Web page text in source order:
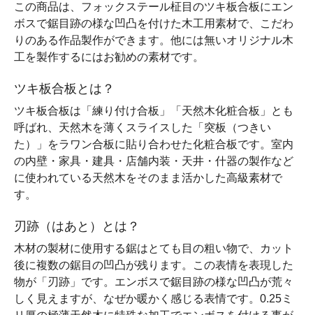
この商品は、フォックステール柾目のツキ板合板にエン
ボスで鋸目跡の様な凹凸を付けた木工用素材で、こだわ
りのある作品製作ができます。他には無いオリジナル木
工を製作するにはお勧めの素材です。
ツキ板合板とは？
ツキ板合板は「練り付け合板」「天然木化粧合板」とも
呼ばれ、天然木を薄くスライスした「突板（つきい
た）」をラワン合板に貼り合わせた化粧合板です。室内
の内壁・家具・建具・店舗内装・天井・什器の製作など
に使われている天然木をそのまま活かした高級素材で
す。
刃跡（はあと）とは？
木材の製材に使用する鋸はとても目の粗い物で、カット
後に複数の鋸目の凹凸が残ります。この表情を表現した
物が「刃跡」です。エンボスで鋸目跡の様な凹凸が荒々
しく見えますが、なぜか暖かく感じる表情です。0.25ミ